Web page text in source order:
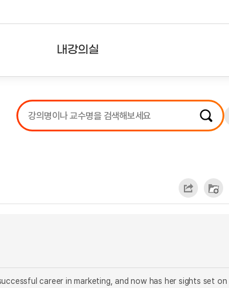
내강의실
강의리스트
수강확인증강의
career in marketing, and now has her sights set on